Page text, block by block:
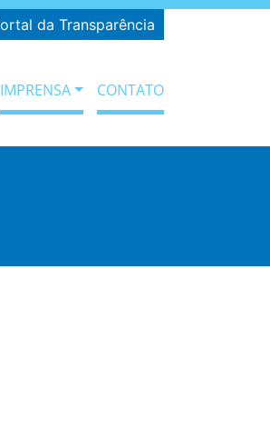
da Transparência
IMPRENSA CONTATO